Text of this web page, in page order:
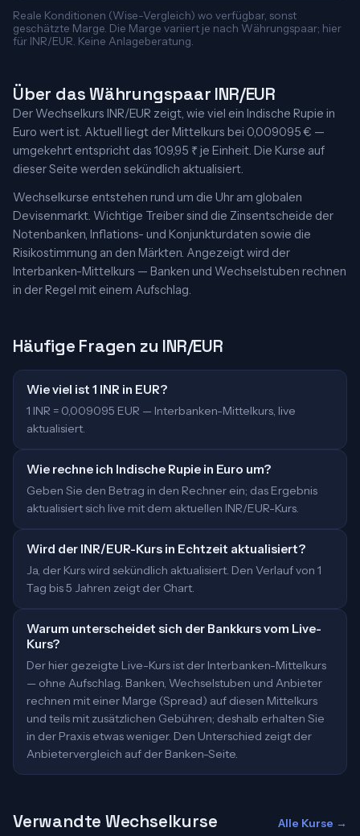
Reale Konditionen (Wise-Vergleich) wo verfügbar, sonst
geschätzte Marge. Die Marge variiert je nach Währungspaar; hier
für INR/EUR. Keine Anlageberatung.
Über das Währungspaar INR/EUR
Der Wechselkurs INR/EUR zeigt, wie viel ein Indische Rupie in
Euro wert ist. Aktuell liegt der Mittelkurs bei 0,009095 € —
umgekehrt entspricht das 109,95 ₹ je Einheit. Die Kurse auf
dieser Seite werden sekündlich aktualisiert.
Wechselkurse entstehen rund um die Uhr am globalen
Devisenmarkt. Wichtige Treiber sind die Zinsentscheide der
Notenbanken, Inflations- und Konjunkturdaten sowie die
Risikostimmung an den Märkten. Angezeigt wird der
Interbanken-Mittelkurs — Banken und Wechselstuben rechnen
in der Regel mit einem Aufschlag.
Häufige Fragen zu INR/EUR
Wie viel ist 1 INR in EUR?
1 INR = 0,009095 EUR — Interbanken-Mittelkurs, live
aktualisiert.
Wie rechne ich Indische Rupie in Euro um?
Geben Sie den Betrag in den Rechner ein; das Ergebnis
aktualisiert sich live mit dem aktuellen INR/EUR-Kurs.
Wird der INR/EUR-Kurs in Echtzeit aktualisiert?
Ja, der Kurs wird sekündlich aktualisiert. Den Verlauf von 1
Tag bis 5 Jahren zeigt der Chart.
Warum unterscheidet sich der Bankkurs vom Live-
Kurs?
Der hier gezeigte Live-Kurs ist der Interbanken-Mittelkurs
— ohne Aufschlag. Banken, Wechselstuben und Anbieter
rechnen mit einer Marge (Spread) auf diesen Mittelkurs
und teils mit zusätzlichen Gebühren; deshalb erhalten Sie
in der Praxis etwas weniger. Den Unterschied zeigt der
Anbietervergleich auf der Banken-Seite.
Verwandte Wechselkurse Alle Kurse →